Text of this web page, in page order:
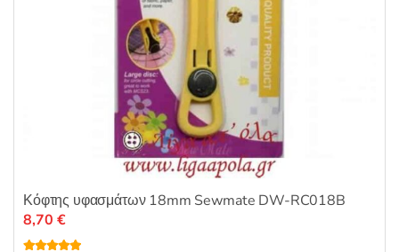
Κόφτης υφασμάτων 18mm Sewmate DW-RC018B
8,70 €